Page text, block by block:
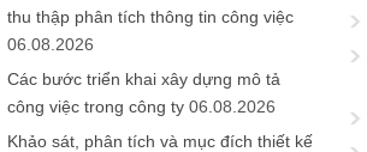
thu thập phân tích thông tin công việc
06.08.2026
Các bước triển khai xây dựng mô tả
công việc trong công ty 06.08.2026
Khảo sát, phân tích và mục đích thiết kế